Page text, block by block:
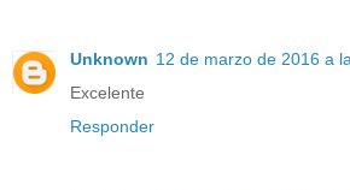
Unknown 12 de marzo de 2016 a
Excelente
Responder